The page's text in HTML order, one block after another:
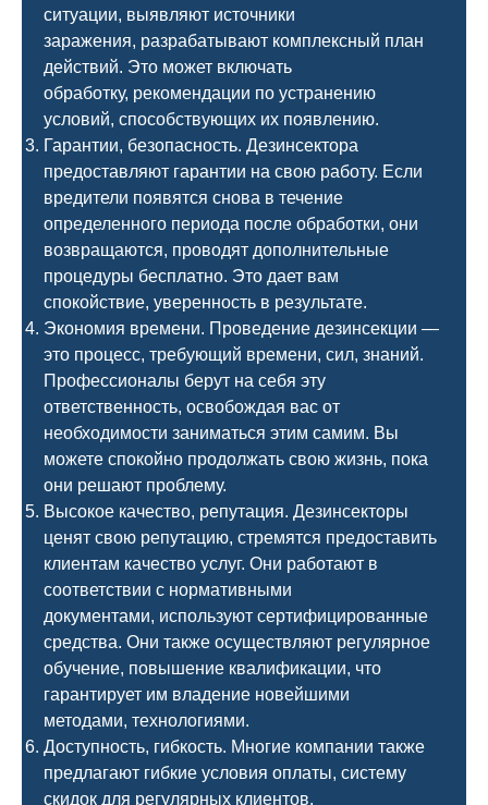
ситуации, выявляют источники
заражения, разрабатывают комплексный план
действий. Это может включать
обработку, рекомендации по устранению
условий, способствующих их появлению.
Гарантии, безопасность. Дезинсектора
предоставляют гарантии на свою работу. Если
вредители появятся снова в течение
определенного периода после обработки, они
возвращаются, проводят дополнительные
процедуры бесплатно. Это дает вам
спокойствие, уверенность в результате.
Экономия времени. Проведение дезинсекции —
это процесс, требующий времени, сил, знаний.
Профессионалы берут на себя эту
ответственность, освобождая вас от
необходимости заниматься этим самим. Вы
можете спокойно продолжать свою жизнь, пока
они решают проблему.
Высокое качество, репутация. Дезинсекторы
ценят свою репутацию, стремятся предоставить
клиентам качество услуг. Они работают в
соответствии с нормативными
документами, используют сертифицированные
средства. Они также осуществляют регулярное
обучение, повышение квалификации, что
гарантирует им владение новейшими
методами, технологиями.
Доступность, гибкость. Многие компании также
предлагают гибкие условия оплаты, систему
скидок для регулярных клиентов.